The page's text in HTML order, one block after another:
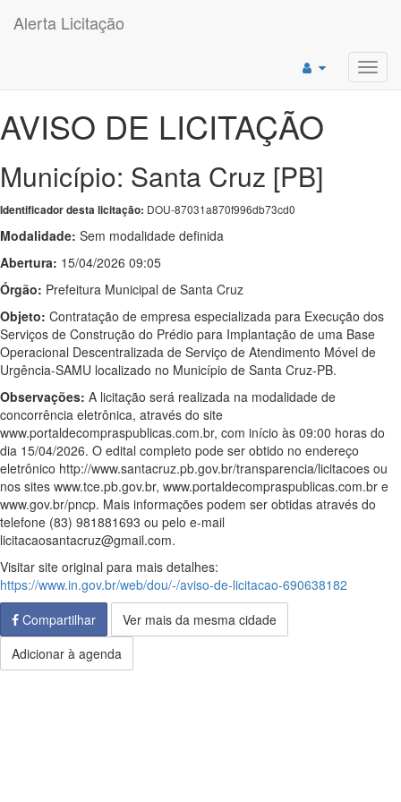
Alerta Licitação
AVISO DE LICITAÇÃO
Município: Santa Cruz [PB]
Identificador desta licitação: DOU-87031a870f996db73cd0
Modalidade: Sem modalidade definida
Abertura: 15/04/2026 09:05
Órgão: Prefeitura Municipal de Santa Cruz
Objeto: Contratação de empresa especializada para Execução dos
Serviços de Construção do Prédio para Implantação de uma Base
Operacional Descentralizada de Serviço de Atendimento Móvel de
Urgência-SAMU localizado no Município de Santa Cruz-PB.
Observações: A licitação será realizada na modalidade de
concorrência eletrônica, através do site
www.portaldecompraspublicas.com.br, com início às 09:00 horas do
dia 15/04/2026. O edital completo pode ser obtido no endereço
eletrônico http://www.santacruz.pb.gov.br/transparencia/licitacoes ou
nos sites www.tce.pb.gov.br, www.portaldecompraspublicas.com.br e
www.gov.br/pncp. Mais informações podem ser obtidas através do
telefone (83) 981881693 ou pelo e-mail
licitacaosantacruz@gmail.com.
Visitar site original para mais detalhes:
https://www.in.gov.br/web/dou/-/aviso-de-licitacao-690638182
Compartilhar
Ver mais da mesma cidade
Adicionar à agenda